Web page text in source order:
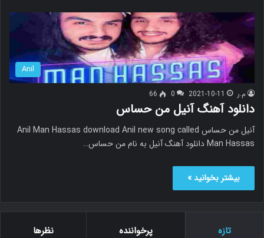
Anil
م.ر 2021-10-11
0
66
دانلود آهنگ آنیل من حساس
آنیل من حساس Anil Man Hassas download Anil new song called
Man Hassas دانلود آهنگ آنیل به نام من حساس…
بیشتر بخوانید »
تازه پرخواننده نظرها